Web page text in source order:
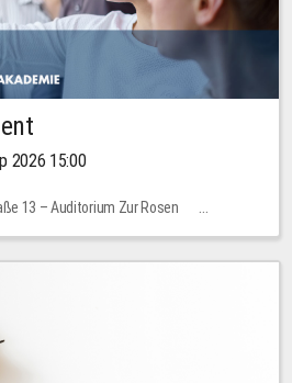
2026 15:00
13 – Auditorium Zur Rosen